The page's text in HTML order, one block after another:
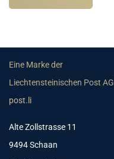
Eine Marke der
Liechtensteinischen Post AG
post.li
Alte Zollstrasse 11
9494 Schaan